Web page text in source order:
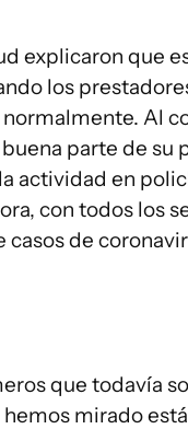
explicaron que
los
normalmente. Al
parte de
actividad en
con todos los
casos de
que todavía
hemos mirado